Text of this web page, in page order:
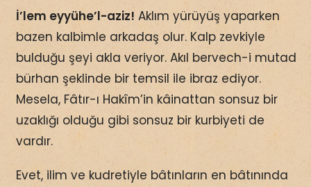
İ’lem eyyühe’l-aziz! Aklım yürüyüş yaparken
bazen kalbimle arkadaş olur. Kalp zevkiyle
bulduğu şeyi akla veriyor. Akıl bervech-i mutad
bürhan şeklinde bir temsil ile ibraz ediyor.
Mesela, Fâtır-ı Hakîm’in kâinattan sonsuz bir
uzaklığı olduğu gibi sonsuz bir kurbiyeti de
vardır.
Evet, ilim ve kudretiyle bâtınların en bâtınında